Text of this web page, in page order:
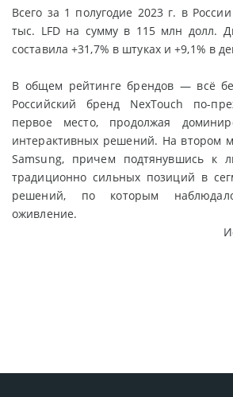
Всего за 1 полугодие 2023 г. в
тыс. LFD на сумму в 115 млн долл.
составила +31,7% в штуках и +9,1% в
В общем рейтинге брендов — всё
Российский бренд NexTouch по-
первое место, продолжая
интерактивных решений. На втором
Samsung, причем подтянувшись к
традиционно сильных позиций в
решений, по которым
оживление.